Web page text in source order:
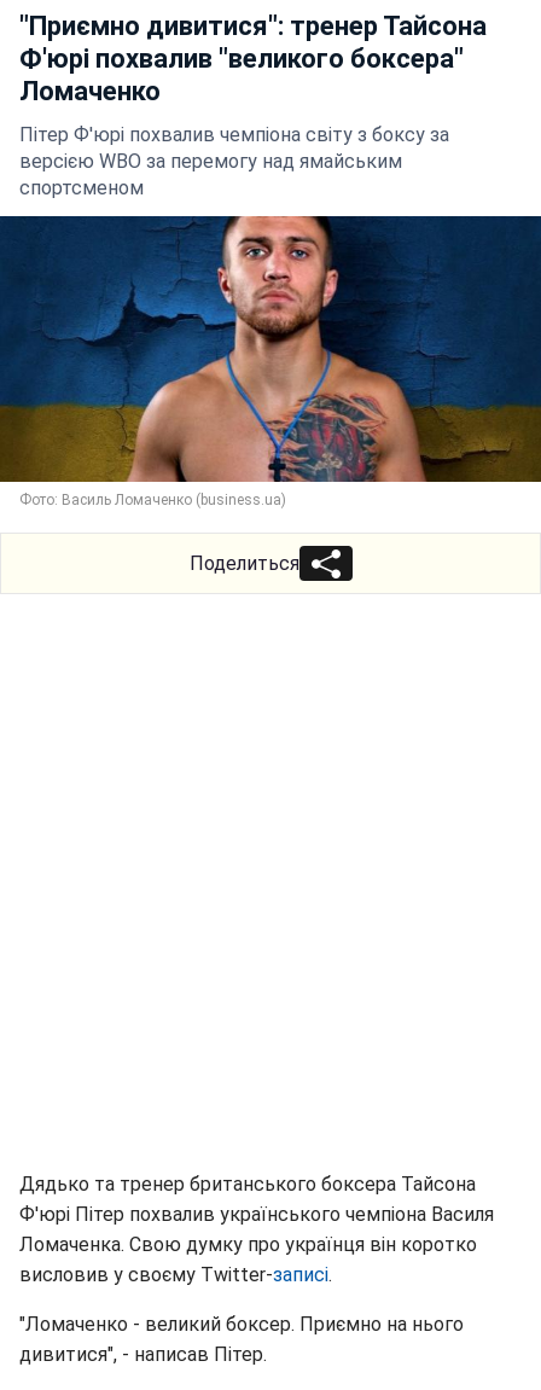
"Приємно дивитися": тренер Тайсона
Ф'юрі похвалив "великого боксера"
Ломаченко
Пітер Ф'юрі похвалив чемпіона світу з боксу за
версією WBO за перемогу над ямайським
спортсменом
Фото: Василь Ломаченко (business.ua)
Поделиться
Дядько та тренер британського боксера Тайсона
Ф'юрі Пітер похвалив українського чемпіона Василя
Ломаченка. Свою думку про українця він коротко
висловив у своєму Twitter-записі.
"Ломаченко - великий боксер. Приємно на нього
дивитися", - написав Пітер.